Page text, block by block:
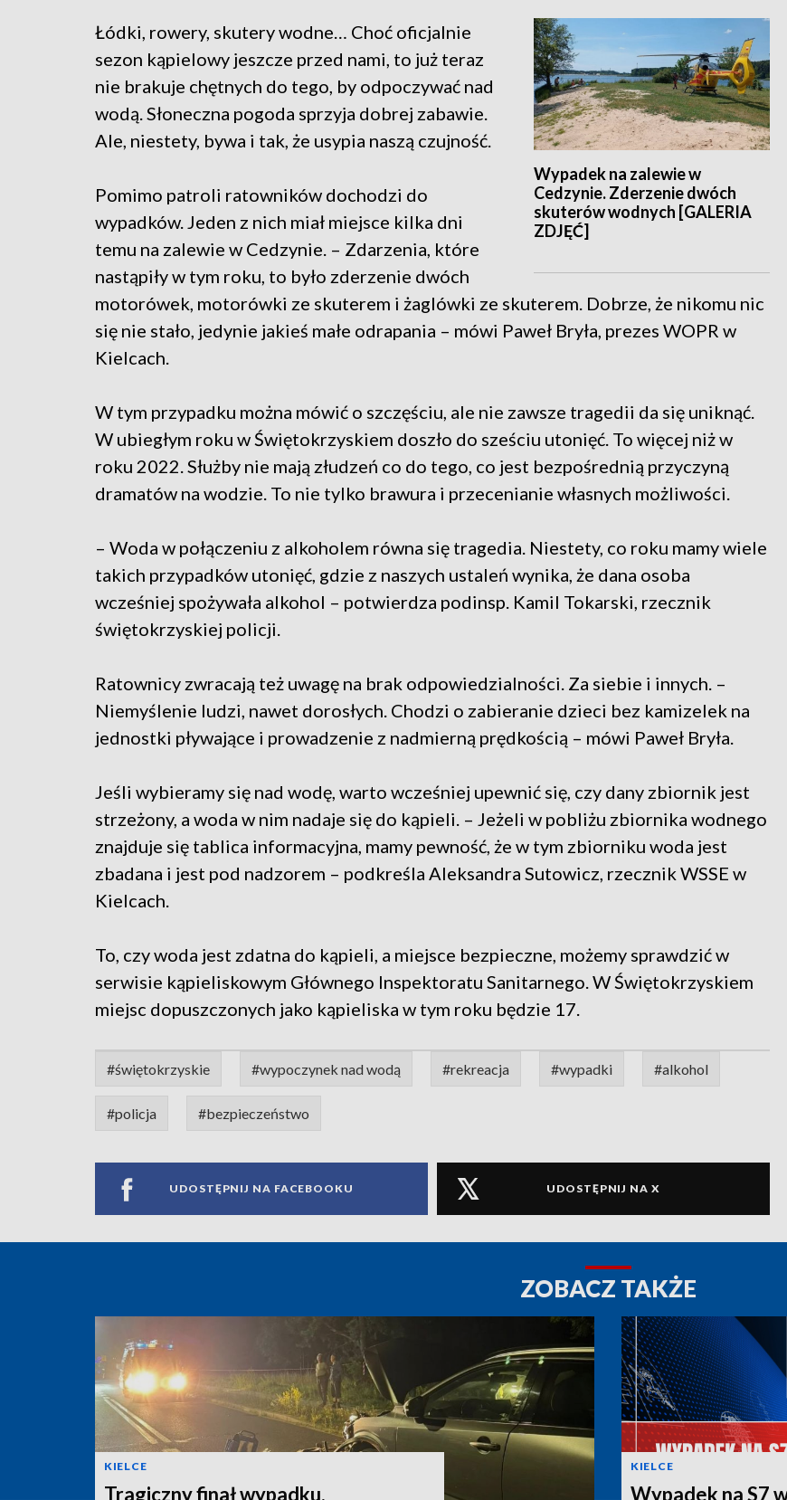
Wypadek na zalewie w
Cedzynie. Zderzenie dwóch
skuterów wodnych [GALERIA
ZDJĘĆ]
Łódki, rowery, skutery wodne… Choć oficjalnie
sezon kąpielowy jeszcze przed nami, to już teraz
nie brakuje chętnych do tego, by odpoczywać nad
wodą. Słoneczna pogoda sprzyja dobrej zabawie.
Ale, niestety, bywa i tak, że usypia naszą czujność.
Pomimo patroli ratowników dochodzi do
wypadków. Jeden z nich miał miejsce kilka dni
temu na zalewie w Cedzynie. – Zdarzenia, które
nastąpiły w tym roku, to było zderzenie dwóch
motorówek, motorówki ze skuterem i żaglówki ze skuterem. Dobrze, że nikomu nic
się nie stało, jedynie jakieś małe odrapania – mówi Paweł Bryła, prezes WOPR w
Kielcach.
W tym przypadku można mówić o szczęściu, ale nie zawsze tragedii da się uniknąć.
W ubiegłym roku w Świętokrzyskiem doszło do sześciu utonięć. To więcej niż w
roku 2022. Służby nie mają złudzeń co do tego, co jest bezpośrednią przyczyną
dramatów na wodzie. To nie tylko brawura i przecenianie własnych możliwości.
– Woda w połączeniu z alkoholem równa się tragedia. Niestety, co roku mamy wiele
takich przypadków utonięć, gdzie z naszych ustaleń wynika, że dana osoba
wcześniej spożywała alkohol – potwierdza podinsp. Kamil Tokarski, rzecznik
świętokrzyskiej policji.
Ratownicy zwracają też uwagę na brak odpowiedzialności. Za siebie i innych. –
Niemyślenie ludzi, nawet dorosłych. Chodzi o zabieranie dzieci bez kamizelek na
jednostki pływające i prowadzenie z nadmierną prędkością – mówi Paweł Bryła.
Jeśli wybieramy się nad wodę, warto wcześniej upewnić się, czy dany zbiornik jest
strzeżony, a woda w nim nadaje się do kąpieli. – Jeżeli w pobliżu zbiornika wodnego
znajduje się tablica informacyjna, mamy pewność, że w tym zbiorniku woda jest
zbadana i jest pod nadzorem – podkreśla Aleksandra Sutowicz, rzecznik WSSE w
Kielcach.
To, czy woda jest zdatna do kąpieli, a miejsce bezpieczne, możemy sprawdzić w
serwisie kąpieliskowym Głównego Inspektoratu Sanitarnego. W Świętokrzyskiem
miejsc dopuszczonych jako kąpieliska w tym roku będzie 17.
#świętokrzyskie #wypoczynek nad wodą #rekreacja #wypadki #alkohol
#policja #bezpieczeństwo
UDOSTĘPNIJ NA FACEBOOKU UDOSTĘPNIJ NA X
ZOBACZ TAKŻE
KIELCE
Tragiczny finał wypadku.
KIELCE
Wypadek na S7